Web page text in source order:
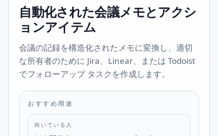
自動化された会議メモとアクシ
ョンアイテム
会議の記録を構造化されたメモに変換し、適切
な所有者のために Jira、Linear、または Todoist
でフォローアップ タスクを作成します。
おすすめ用途
向いている人